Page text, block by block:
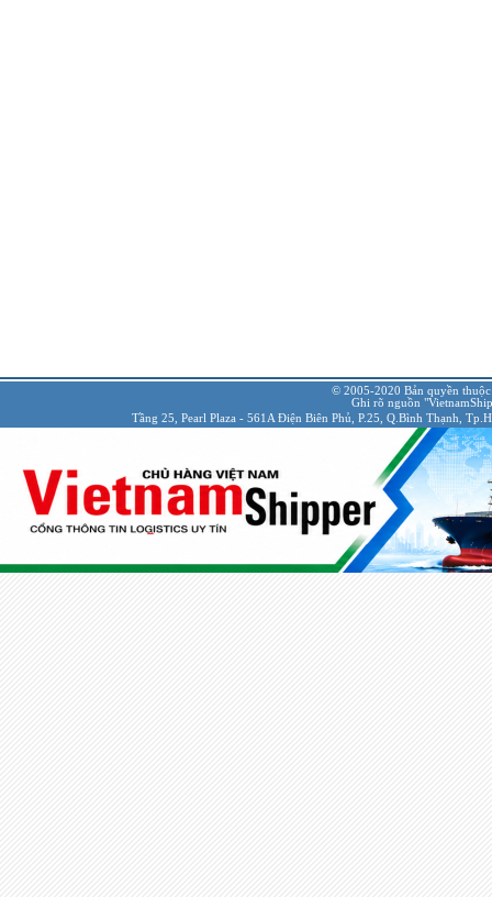
© 2005-2020 Bản quyền
Ghi rõ nguồn
Tầng 25, Pearl Plaza - 561A Điện Biên Phủ, P.25, Q.Bình Thạnh,